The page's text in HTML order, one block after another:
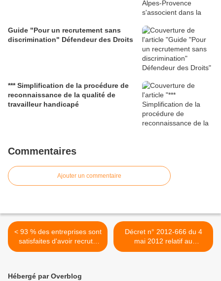
Guide "Pour un recrutement sans
discrimination" Défendeur des Droits
*** Simplification de la procédure de
reconnaissance de la qualité de
travailleur handicapé
Commentaires
Ajouter un commentaire
< 93 % des entreprises sont
satisfaites d'avoir recruté
des personnes
Décret n° 2012-666 du 4
mai 2012 relatif au
complément de libre choix
Hébergé par Overblog